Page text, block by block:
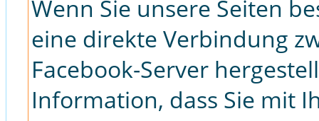
Wenn Sie unsere Seiten
eine direkte Verbindung
Facebook-Server
Information, dass Sie mit